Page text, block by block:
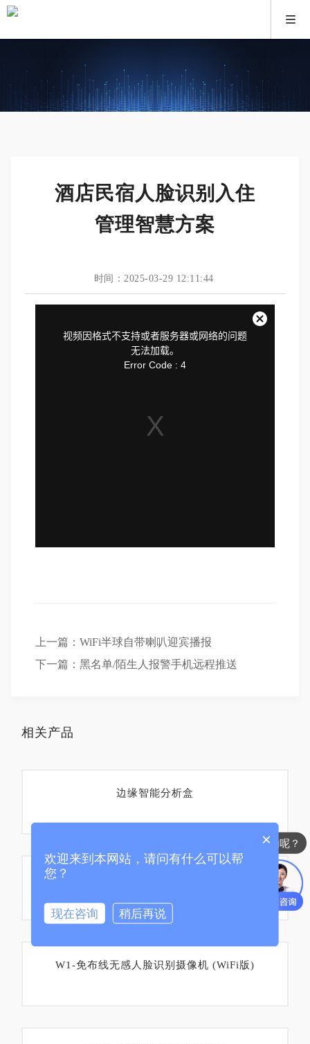
酒店民宿人脸识别入住
管理智慧方案
时间：2025-03-29 12:11:44
视频因格式不支持或者服务器或网络的问题
无法加载。
Error Code : 4
关
上一篇：WiFi半球自带喇叭迎宾播报
下一篇：黑名单/陌生人报警手机远程推送
相关产品
边缘智能分析盒
W1-免布线无感人脸识别摄像机 (WiFi版)
你们是怎么收费的呢？
×
欢迎来到本网站，请问有什么可以帮
您？
现在咨询 稍后再说